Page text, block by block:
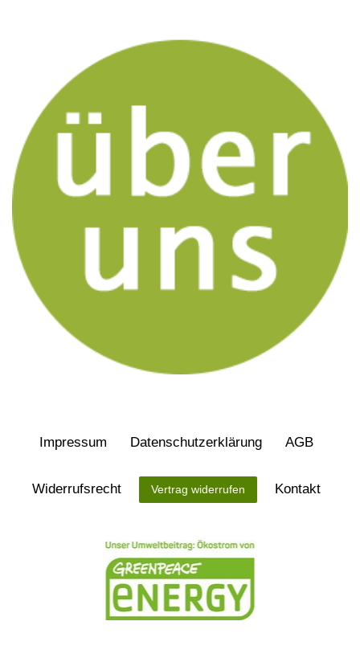
Impressum Daten­schutz­erklärung AGB
Widerrufs­recht Vertrag widerrufen Kontakt